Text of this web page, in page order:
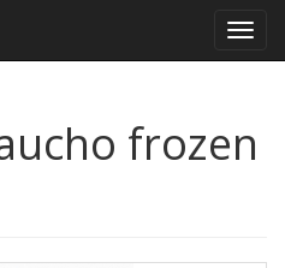
frozen